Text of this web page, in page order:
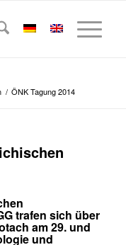
/ ÖNK Tagung 2014
trafen sich über
am 29. und
und